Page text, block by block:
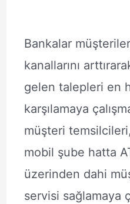
Bankalar
kanallarını
gelen talepleri en
karşılamaya
müşteri
mobil şube hatta
üzerinden dahi
servisi sağlamaya